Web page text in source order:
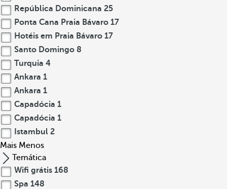
República Dominicana 25
Ponta Cana Praia Bávaro 17
Hotéis em Praia Bávaro 17
Santo Domingo 8
Turquia 4
Ankara 1
Ankara 1
Capadócia 1
Capadócia 1
Istambul 2
Mais Menos
Temática
Wifi grátis 168
Spa 148